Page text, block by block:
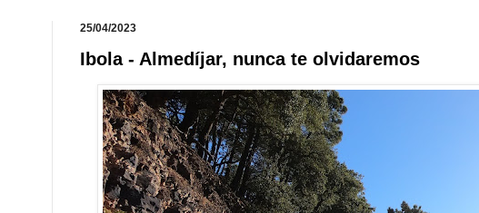
25/04/2023
Ibola - Almedíjar, nunca te olvidaremos